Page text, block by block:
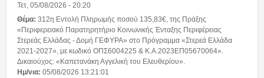
Τετ, 05/08/2026 - 20:20
Θέμα: 312η Εντολή Πληρωμής ποσού 135,83€, της Πράξης
«Περιφερειακό Παρατηρητήριο Κοινωνικής Ένταξης Περιφέρειας
Στερεάς Ελλάδας - Δομή ΓΕΦΥΡΑ» στο Πρόγραμμα «Στερεά Ελλάδα
2021-2027», με κωδικό ΟΠΣ6004225 & Κ.Α.2023ΕΠ05670064».
Δικαιούχος: «Καπετανάκη Αγγελική του Ελευθερίου».
Ημ/νια: 05/08/2026 13:21:01